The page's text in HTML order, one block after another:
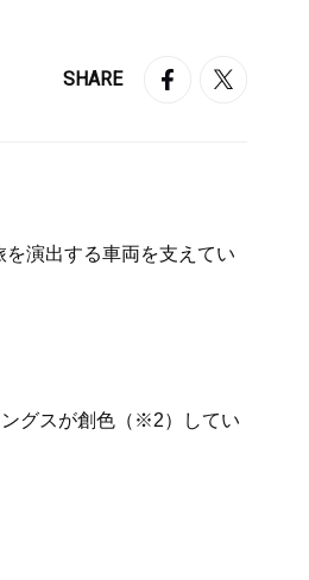
SHARE
演出する車両を支えてい
グスが創色（※2）してい